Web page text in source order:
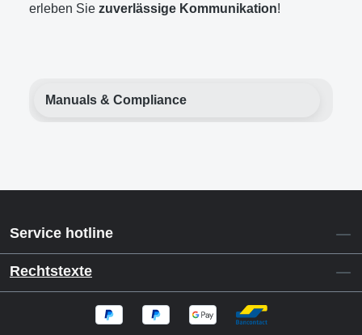
erleben Sie zuverlässige Kommunikation!
Manuals & Compliance
Service hotline
Rechtstexte